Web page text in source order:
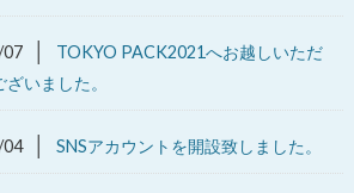
TOKYO PACK2021へお越しいただ
いました。
SNSアカウントを開設致しました。